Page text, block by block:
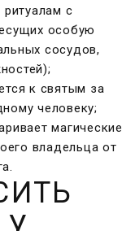
ритуалам с
особую
сосудов,
к святым за
человеку;
магические
владельца от